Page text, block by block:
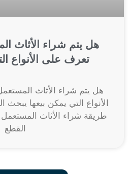
هل يتم شراء الأثاث
تعرف على الأنواع
هل يتم شراء الأثاث
الأنواع التي يمكن بيعها
طريقة شراء الأثاث المستعمل
القطع